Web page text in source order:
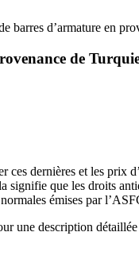
barres d’armature en
de
dernières et les prix
que les droits
émises par
une description